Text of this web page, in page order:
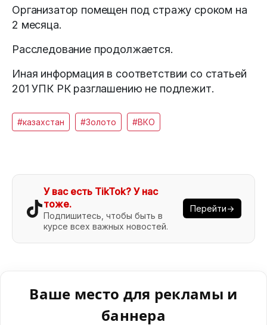
Организатор помещен под стражу сроком на
2 месяца.
Расследование продолжается.
Иная информация в соответствии со статьей
201 УПК РК разглашению не подлежит.
#казахстан #Золото #ВКО
У вас есть TikTok? У нас
тоже.
Подпишитесь, чтобы быть в
курсе всех важных новостей.
Перейти→
Ваше место для рекламы и
баннера